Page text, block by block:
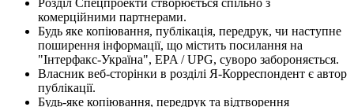
комерційними партнерами.
Будь яке копіювання, публікація, передрук, чи наступне
поширення інформації, що містить посилання на
"Інтерфакс-Україна", EPA / UPG, суворо забороняється.
Власник веб-сторінки в розділі Я-Корреспондент є автор
публікації.
Будь-яке копіювання, передрук та відтворення